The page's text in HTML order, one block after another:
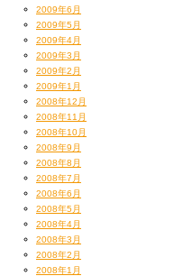
2009年6月
2009年5月
2009年4月
2009年3月
2009年2月
2009年1月
2008年12月
2008年11月
2008年10月
2008年9月
2008年8月
2008年7月
2008年6月
2008年5月
2008年4月
2008年3月
2008年2月
2008年1月